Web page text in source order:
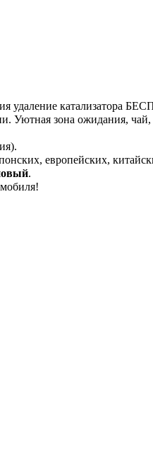
удаление катализатора
Уютная зона ожидания,
европейских,
.